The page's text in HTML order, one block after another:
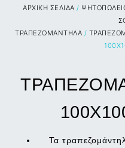
ΑΡΧΙΚΉ ΣΕΛΊΔΑ /
ΤΡΑΠΕΖΟΜΑΝΤΗΛΑ /
Τα